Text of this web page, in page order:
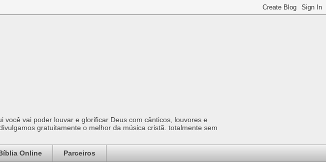
vai poder louvar e glorificar Deus com cânticos, louvores e
gratuitamente o melhor da música cristã. totalmente sem
Online Parceiros